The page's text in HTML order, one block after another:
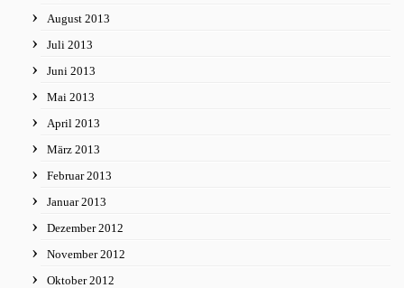
August 2013
Juli 2013
Juni 2013
Mai 2013
April 2013
März 2013
Februar 2013
Januar 2013
Dezember 2012
November 2012
Oktober 2012